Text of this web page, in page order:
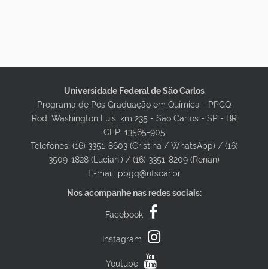
Universidade Federal de São Carlos
Programa de Pós Graduação em Química - PPGQ
Rod. Washington Luis, km 235 - São Carlos - SP - BR
CEP: 13565-905
Telefones: (16) 3351-8603 (Cristina / WhatsApp) / (16)
3509-1828 (Luciani) / (16) 3351-8209 (Renan)
E-mail: ppgq@ufscar.br
Nos acompanhe nas redes sociais:
Facebook
Instagram
Youtube